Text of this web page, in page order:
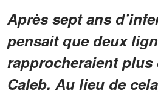
Après sept ans
pensait que deux
rapprocheraient plus
Caleb. Au lieu de